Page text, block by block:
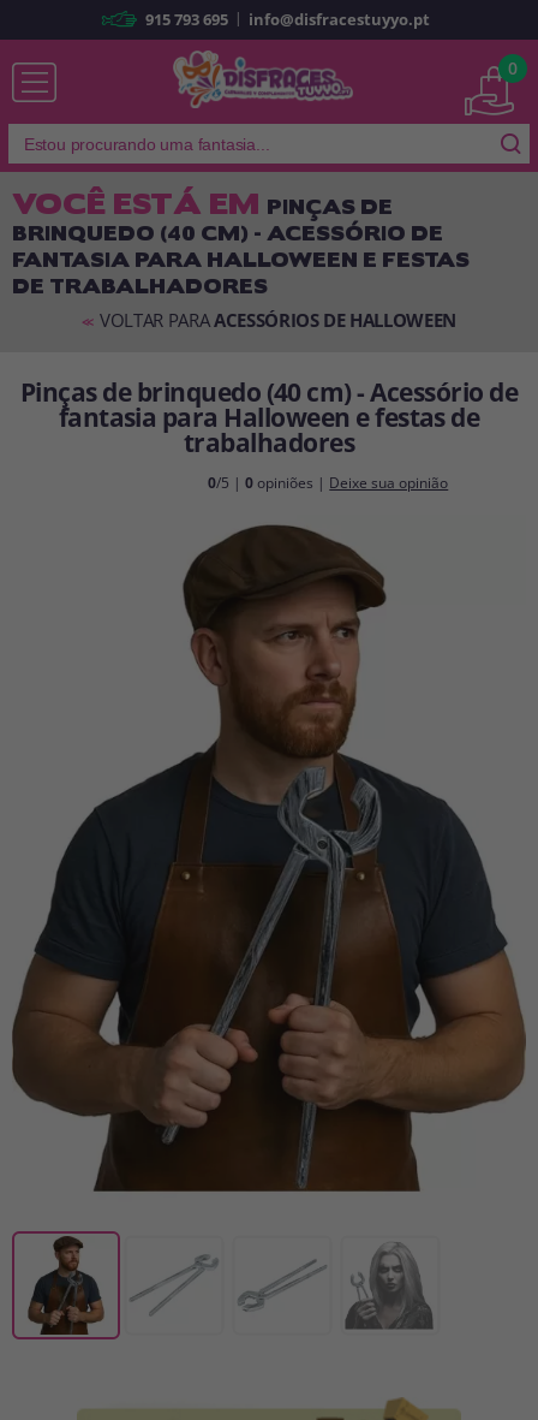
Já sou cliente
Lembrar-me Esqueceu sua senha?
ENTRAR
Sou novo
compras rapidamente em nossa loja virtual, verificar o status de seus
Vá em frente! Estávamos esperando por você.
CRIAR CONTA
915 793 695 | info@disfracestuyyo.pt
0
VOCÊ ESTÁ EM PINÇAS DE
BRINQUEDO (40 CM) - ACESSÓRIO DE
FANTASIA PARA HALLOWEEN E FESTAS
DE TRABALHADORES
<< VOLTAR PARAACESSÓRIOS DE HALLOWEEN
Pinças de brinquedo (40 cm) - Acessório de
fantasia para Halloween e festas de
trabalhadores
0/5 |0 opiniões | Deixe sua opinião